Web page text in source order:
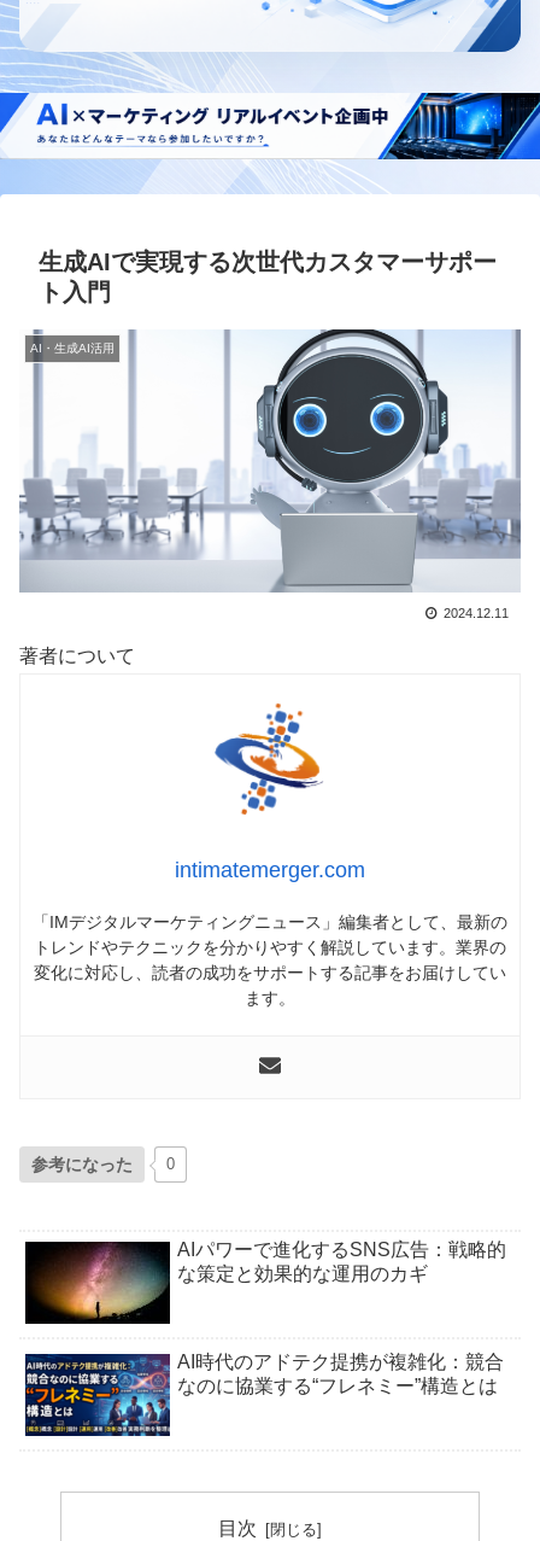
生成AIで実現する次世代カスタマーサポー
ト入門
AI・生成AI活用
2024.12.11
著者について
intimatemerger.com
「IMデジタルマーケティングニュース」編集者として、最新の
トレンドやテクニックを分かりやすく解説しています。業界の
変化に対応し、読者の成功をサポートする記事をお届けしてい
ます。
参考になった 0
AIパワーで進化するSNS広告：戦略的
な策定と効果的な運用のカギ
AI時代のアドテク提携が複雑化：競合
なのに協業する“フレネミー”構造とは
目次